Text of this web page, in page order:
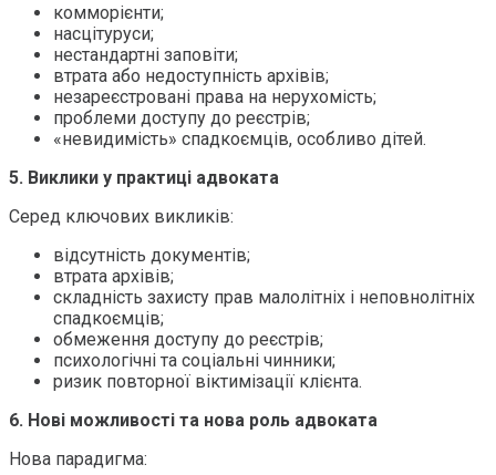
комморієнти;
насцітуруси;
нестандартні заповіти;
втрата або недоступність архівів;
незареєстровані права на нерухомість;
проблеми доступу до реєстрів;
«невидимість» спадкоємців, особливо дітей.
5. Виклики у практиці адвоката
Серед ключових викликів:
відсутність документів;
втрата архівів;
складність захисту прав малолітніх і неповнолітніх
спадкоємців;
обмеження доступу до реєстрів;
психологічні та соціальні чинники;
ризик повторної віктимізації клієнта.
6. Нові можливості та нова роль адвоката
Нова парадигма: